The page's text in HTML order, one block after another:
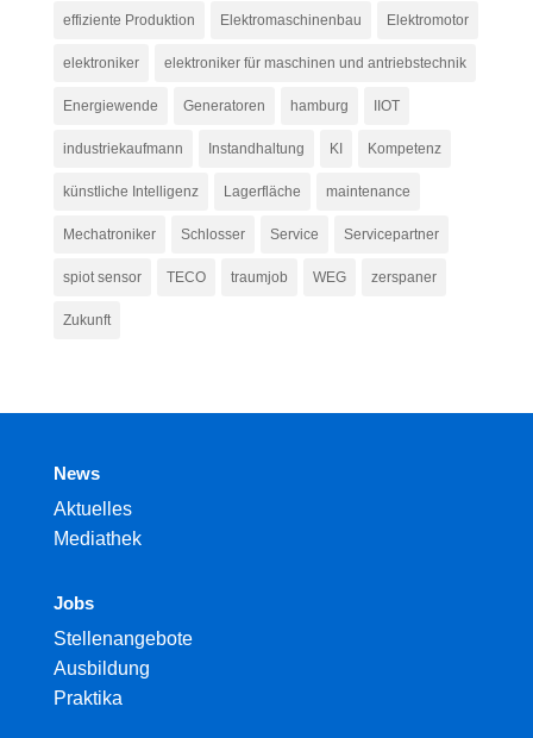
effiziente Produktion Elektromaschinenbau Elektromotor
elektroniker elektroniker für maschinen und antriebstechnik
Energiewende Generatoren hamburg IIOT
industriekaufmann Instandhaltung KI Kompetenz
künstliche Intelligenz Lagerfläche maintenance
Mechatroniker Schlosser Service Servicepartner
spiot sensor TECO traumjob WEG zerspaner
Zukunft
News
Aktuelles
Mediathek
Jobs
Stellenangebote
Ausbildung
Praktika